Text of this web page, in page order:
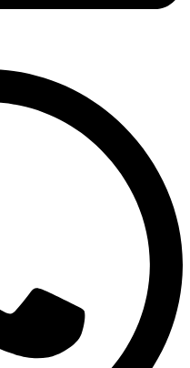
বাংলাদেশ,…
উৎসবে…
মহাদেশের ৪৯টি…